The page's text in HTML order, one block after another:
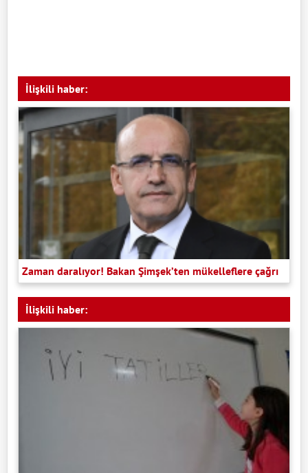
İlişkili haber:
Zaman daralıyor! Bakan Şimşek’ten mükelleflere çağrı
İlişkili haber: